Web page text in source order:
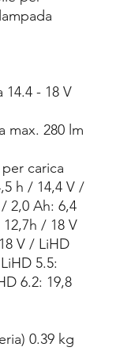
14.4 - 18 V
max. 280 lm
carica
h / 14,4 V /
2,0 Ah: 6,4
/ 18 V
V / LiHD
5.5:
6.2: 19,8
0.39 kg